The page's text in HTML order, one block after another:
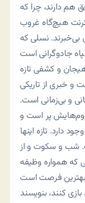
دارند، چرا که
هیچ‌گاه غروب
بی‌خبرند. نسلی که
جادوگرانی است
هیجان و کشفی تازه
و خبری از تاریکی
و بی‌زمانی است.
پر است و
دارد. تازه اینها
شب و سکوت و از
که همواره وظیفه
بهترین فرصت است
کنند، بنویسند